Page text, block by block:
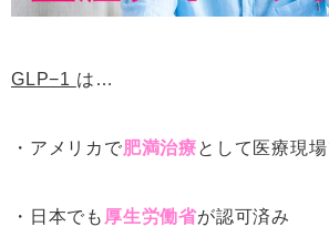
GLP−1 は…
・アメリカで肥満治療として医療現
・日本でも 厚生労働省が認可済み